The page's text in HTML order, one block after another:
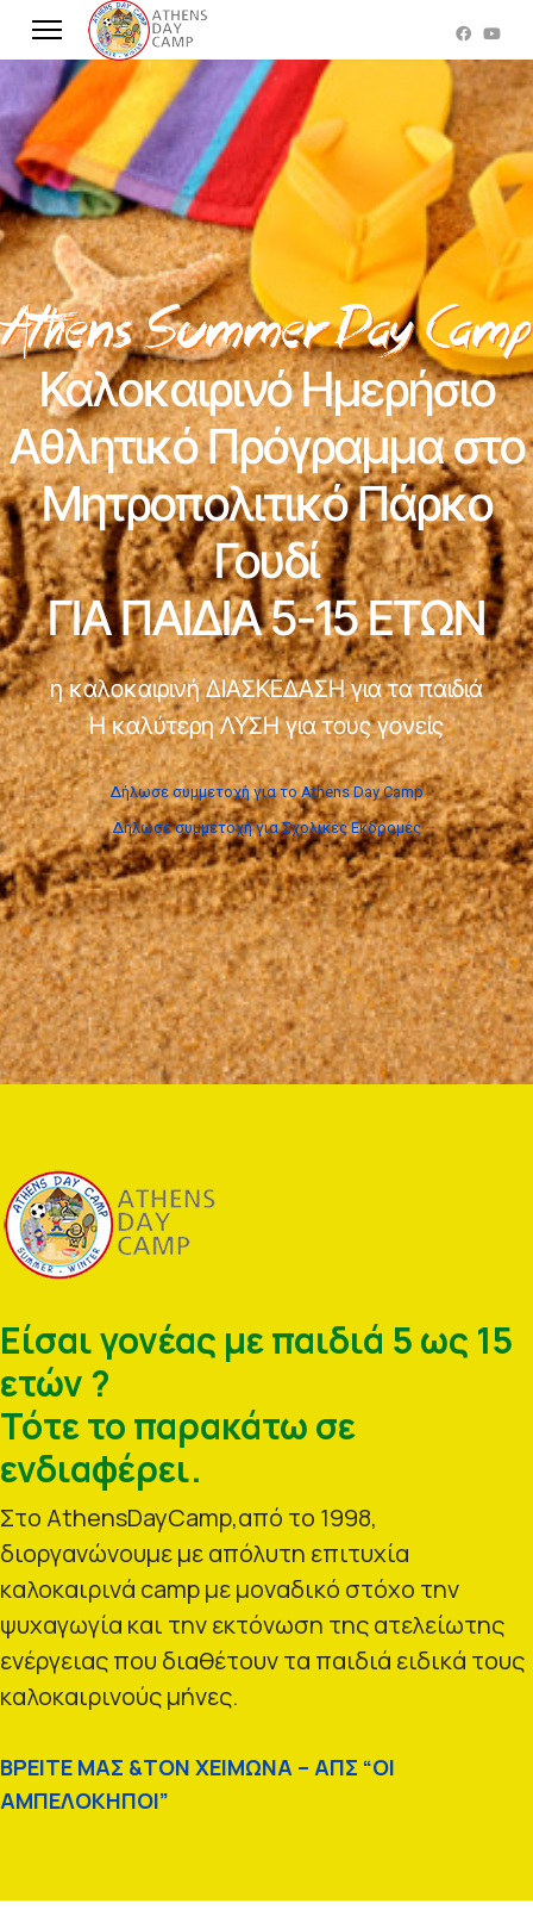
Καλοκαιρινό Ημερήσιο
Αθλητικό Πρόγραμμα στο
Μητροπολιτικό Πάρκο
Γουδί
ΓΙΑ ΠΑΙΔΙΑ 5-15 ΕΤΩΝ
η καλοκαιρινή ΔΙΑΣΚΕΔΑΣΗ για τα παιδιά
Η καλύτερη ΛΥΣΗ για τους γονείς
Δήλωσε συμμετοχή για το Athens Day Camp
Δήλωσε συμμετοχή για Σχολικές Εκδρομές
Είσαι γονέας με παιδιά 5 ως 15
ετών ?
Τότε το παρακάτω σε
ενδιαφέρει.
Στο AthensDayCamp,από το 1998,
διοργανώνουμε με απόλυτη επιτυχία
καλοκαιρινά camp με μοναδικό στόχο την
ψυχαγωγία και την εκτόνωση της ατελείωτης
ενέργειας που διαθέτουν τα παιδιά ειδικά τους
καλοκαιρινούς μήνες.
ΒΡΕΙΤΕ ΜΑΣ &ΤΟΝ ΧΕΙΜΩΝΑ – ΑΠΣ “ΟΙ
ΑΜΠΕΛΟΚΗΠΟΙ”